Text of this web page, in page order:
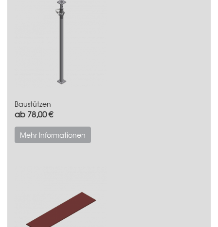
Baustützen
ab 78,00 €
Mehr Informationen